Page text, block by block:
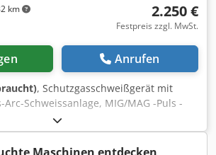
km 2.250 €
Festpreis zzgl. MwSt.
Anrufen
, Schutzgasschweißgerät mit
Schweissanlage, MIG/MAG -Puls -
3 Stück Schlauchpakete (1x Alu, 1x VA,
330 A -Ausstattung:
mit abnehmbarem
Maschinen entdecken